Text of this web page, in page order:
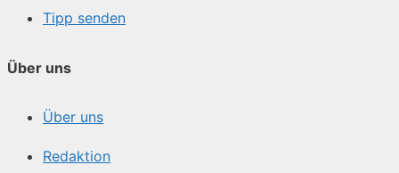
Tipp senden
Über uns
Über uns
Redaktion